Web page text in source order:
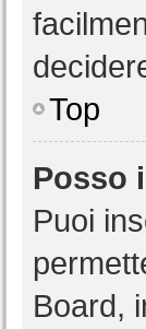
Top
Posso
Puoi
Board,